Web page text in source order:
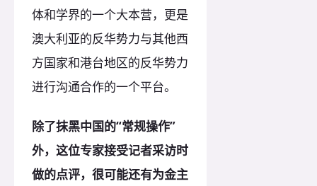
体和学界的一个大本营，更是
澳大利亚的反华势力与其他西
方国家和港台地区的反华势力
进行沟通合作的一个平台。
除了抹黑中国的“常规操作”
外，这位专家接受记者采访时
做的点评，很可能还有为金主